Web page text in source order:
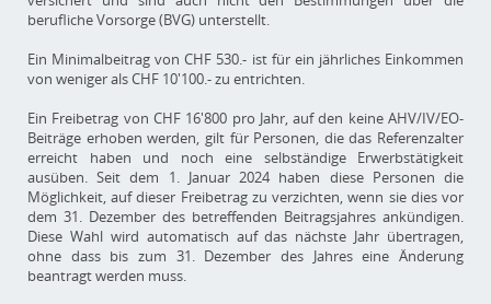
berufliche Vorsorge (BVG) unterstellt.
Ein Minimalbeitrag von CHF 530.- ist für ein jährliches Einkommen
von weniger als CHF 10'100.- zu entrichten.
Ein Freibetrag von CHF 16'800 pro Jahr, auf den keine AHV/IV/EO-
Beiträge erhoben werden, gilt für Personen, die das Referenzalter
erreicht haben und noch eine selbständige Erwerbstätigkeit
ausüben. Seit dem 1. Januar 2024 haben diese Personen die
Möglichkeit, auf dieser Freibetrag zu verzichten, wenn sie dies vor
dem 31. Dezember des betreffenden Beitragsjahres ankündigen.
Diese Wahl wird automatisch auf das nächste Jahr übertragen,
ohne dass bis zum 31. Dezember des Jahres eine Änderung
beantragt werden muss.